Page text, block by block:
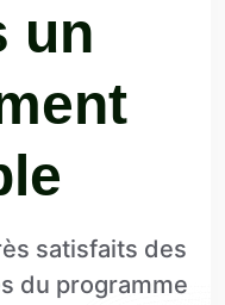
un
satisfaits des
du programme